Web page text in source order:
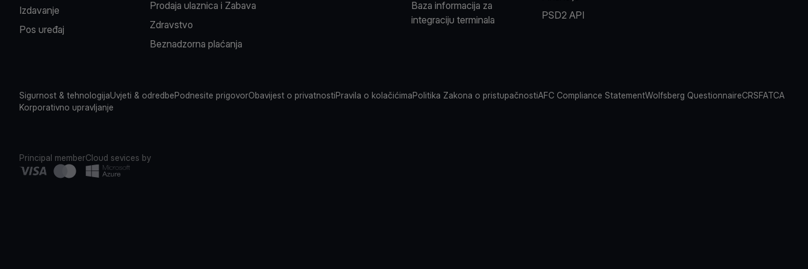
Izdavanje
Pos uređaj
Prodaja ulaznica i Zabava
Zdravstvo
Beznadzorna plaćanja
Baza informacija za
integraciju terminala
PSD2 API
Sigurnost & tehnologijaUvjeti & odredbePodnesite prigovorObavijest o privatnostiPravila o kolačićimaPolitika Zakona o pristupačnostiAFC Compliance StatementWolfsberg QuestionnaireCRSFATCA
Korporativno upravljanje
Principal memberCloud sevices by